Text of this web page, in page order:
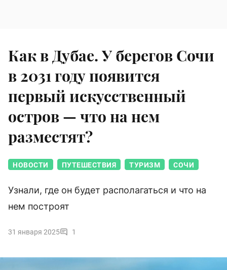
Как в Дубае. У берегов Сочи
в 2031 году появится
первый искусственный
остров — что на нем
разместят?
НОВОСТИ ПУТЕШЕСТВИЯ ТУРИЗМ СОЧИ
Узнали, где он будет располагаться и что на
нем построят
31 января 2025 1